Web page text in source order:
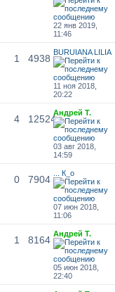
22 янв 2019,
11:46
1 4938
BURUIANA LILIA
11 ноя 2018,
20:22
4 12524
Андрей Т.
03 авг 2018,
14:59
0 7904
... К_о
07 июн 2018,
11:06
1 8164
Андрей Т.
05 июн 2018,
22:40